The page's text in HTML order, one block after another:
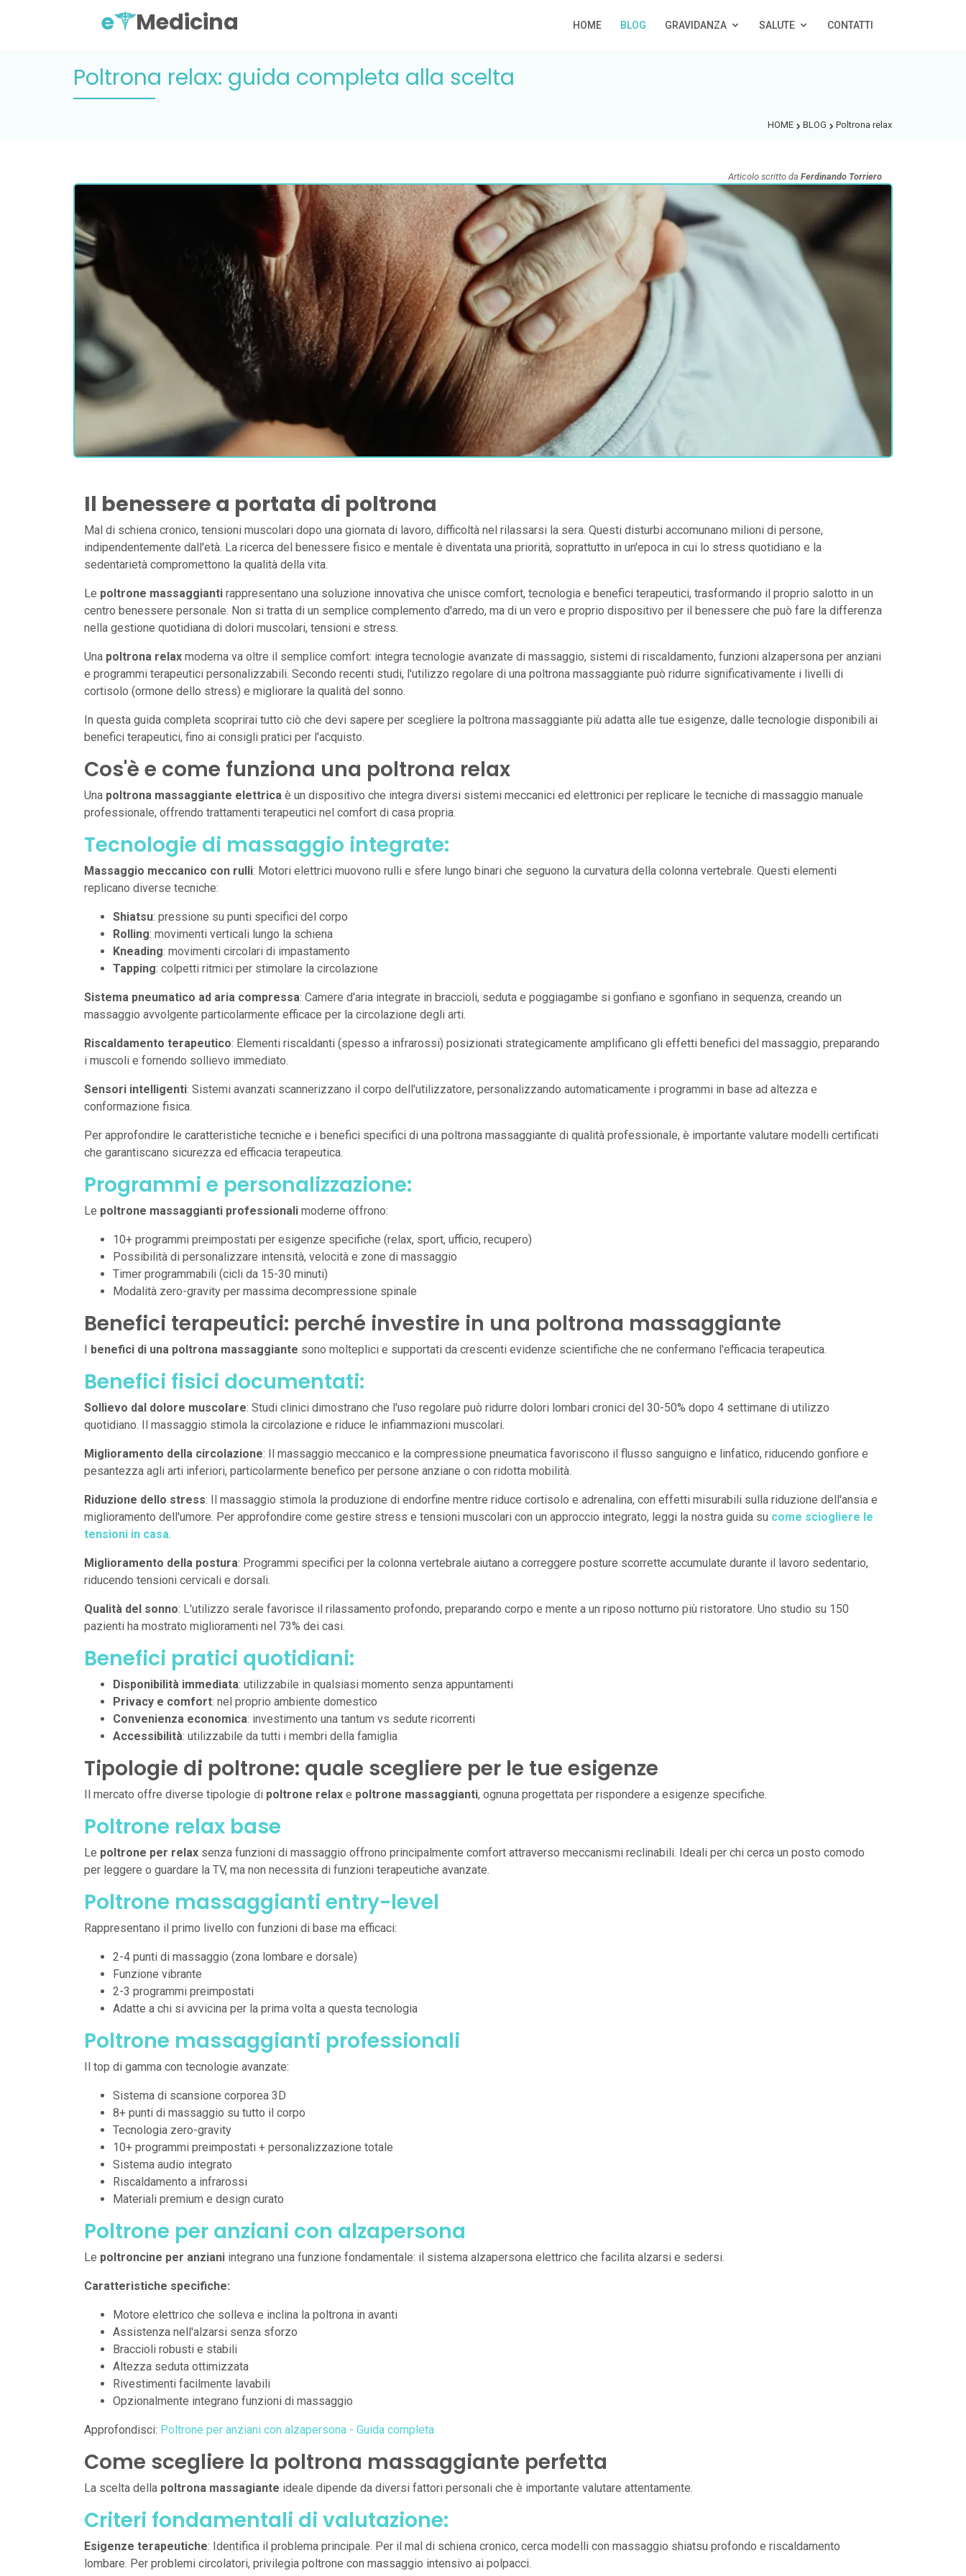
e Medicina HOME BLOG GRAVIDANZA SALUTE CONTATTI
Poltrona relax: guida completa alla scelta
HOME BLOG Poltrona relax
Articolo scritto da Ferdinando Torriero
Il benessere a portata di poltrona
Mal di schiena cronico, tensioni muscolari dopo una giornata di lavoro, difficoltà nel rilassarsi la sera. Questi disturbi accomunano milioni di persone,
indipendentemente dall'età. La ricerca del benessere fisico e mentale è diventata una priorità, soprattutto in un'epoca in cui lo stress quotidiano e la
sedentarietà compromettono la qualità della vita.
Le poltrone massaggianti rappresentano una soluzione innovativa che unisce comfort, tecnologia e benefici terapeutici, trasformando il proprio salotto in un
centro benessere personale. Non si tratta di un semplice complemento d'arredo, ma di un vero e proprio dispositivo per il benessere che può fare la differenza
nella gestione quotidiana di dolori muscolari, tensioni e stress.
Una poltrona relax moderna va oltre il semplice comfort: integra tecnologie avanzate di massaggio, sistemi di riscaldamento, funzioni alzapersona per anziani
e programmi terapeutici personalizzabili. Secondo recenti studi, l'utilizzo regolare di una poltrona massaggiante può ridurre significativamente i livelli di
cortisolo (ormone dello stress) e migliorare la qualità del sonno.
In questa guida completa scoprirai tutto ciò che devi sapere per scegliere la poltrona massaggiante più adatta alle tue esigenze, dalle tecnologie disponibili ai
benefici terapeutici, fino ai consigli pratici per l'acquisto.
Cos'è e come funziona una poltrona relax
Una poltrona massaggiante elettrica è un dispositivo che integra diversi sistemi meccanici ed elettronici per replicare le tecniche di massaggio manuale
professionale, offrendo trattamenti terapeutici nel comfort di casa propria.
Tecnologie di massaggio integrate:
Massaggio meccanico con rulli: Motori elettrici muovono rulli e sfere lungo binari che seguono la curvatura della colonna vertebrale. Questi elementi
replicano diverse tecniche:
Shiatsu: pressione su punti specifici del corpo
Rolling: movimenti verticali lungo la schiena
Kneading: movimenti circolari di impastamento
Tapping: colpetti ritmici per stimolare la circolazione
Sistema pneumatico ad aria compressa: Camere d'aria integrate in braccioli, seduta e poggiagambe si gonfiano e sgonfiano in sequenza, creando un
massaggio avvolgente particolarmente efficace per la circolazione degli arti.
Riscaldamento terapeutico: Elementi riscaldanti (spesso a infrarossi) posizionati strategicamente amplificano gli effetti benefici del massaggio, preparando
i muscoli e fornendo sollievo immediato.
Sensori intelligenti: Sistemi avanzati scannerizzano il corpo dell'utilizzatore, personalizzando automaticamente i programmi in base ad altezza e
conformazione fisica.
Per approfondire le caratteristiche tecniche e i benefici specifici di una poltrona massaggiante di qualità professionale, è importante valutare modelli certificati
che garantiscano sicurezza ed efficacia terapeutica.
Programmi e personalizzazione:
Le poltrone massaggianti professionali moderne offrono:
10+ programmi preimpostati per esigenze specifiche (relax, sport, ufficio, recupero)
Possibilità di personalizzare intensità, velocità e zone di massaggio
Timer programmabili (cicli da 15-30 minuti)
Modalità zero-gravity per massima decompressione spinale
Benefici terapeutici: perché investire in una poltrona massaggiante
benefici di una poltrona massaggiante sono molteplici e supportati da crescenti evidenze scientifiche che ne confermano l'efficacia terapeutica.
Benefici fisici documentati:
Sollievo dal dolore muscolare: Studi clinici dimostrano che l'uso regolare può ridurre dolori lombari cronici del 30-50% dopo 4 settimane di utilizzo
quotidiano. Il massaggio stimola la circolazione e riduce le infiammazioni muscolari.
Miglioramento della circolazione: Il massaggio meccanico e la compressione pneumatica favoriscono il flusso sanguigno e linfatico, riducendo gonfiore e
pesantezza agli arti inferiori, particolarmente benefico per persone anziane o con ridotta mobilità.
Riduzione dello stress: Il massaggio stimola la produzione di endorfine mentre riduce cortisolo e adrenalina, con effetti misurabili sulla riduzione dell'ansia e
miglioramento dell'umore. Per approfondire come gestire stress e tensioni muscolari con un approccio integrato, leggi la nostra guida su come sciogliere le
tensioni in casa.
Miglioramento della postura: Programmi specifici per la colonna vertebrale aiutano a correggere posture scorrette accumulate durante il lavoro sedentario,
riducendo tensioni cervicali e dorsali.
Qualità del sonno: L'utilizzo serale favorisce il rilassamento profondo, preparando corpo e mente a un riposo notturno più ristoratore. Uno studio su 150
pazienti ha mostrato miglioramenti nel 73% dei casi.
Benefici pratici quotidiani:
Disponibilità immediata: utilizzabile in qualsiasi momento senza appuntamenti
Privacy e comfort: nel proprio ambiente domestico
Convenienza economica: investimento una tantum vs sedute ricorrenti
Accessibilità: utilizzabile da tutti i membri della famiglia
Tipologie di poltrone: quale scegliere per le tue esigenze
Il mercato offre diverse tipologie di poltrone relax e poltrone massaggianti, ognuna progettata per rispondere a esigenze specifiche.
Poltrone relax base
Le poltrone per relax senza funzioni di massaggio offrono principalmente comfort attraverso meccanismi reclinabili. Ideali per chi cerca un posto comodo
per leggere o guardare la TV, ma non necessita di funzioni terapeutiche avanzate.
Poltrone massaggianti entry-level
Rappresentano il primo livello con funzioni di base ma efficaci:
2-4 punti di massaggio (zona lombare e dorsale)
Funzione vibrante
2-3 programmi preimpostati
Adatte a chi si avvicina per la prima volta a questa tecnologia
Poltrone massaggianti professionali
Il top di gamma con tecnologie avanzate:
Sistema di scansione corporea 3D
8+ punti di massaggio su tutto il corpo
Tecnologia zero-gravity
10+ programmi preimpostati + personalizzazione totale
Sistema audio integrato
Riscaldamento a infrarossi
Materiali premium e design curato
Poltrone per anziani con alzapersona
Le poltroncine per anziani integrano una funzione fondamentale: il sistema alzapersona elettrico che facilita alzarsi e sedersi.
Caratteristiche specifiche:
Motore elettrico che solleva e inclina la poltrona in avanti
Assistenza nell'alzarsi senza sforzo
Braccioli robusti e stabili
Altezza seduta ottimizzata
Rivestimenti facilmente lavabili
Opzionalmente integrano funzioni di massaggio
Approfondisci: Poltrone per anziani con alzapersona - Guida completa
Come scegliere la poltrona massaggiante perfetta
La scelta della poltrona massagiante ideale dipende da diversi fattori personali che è importante valutare attentamente.
Criteri fondamentali di valutazione:
Esigenze terapeutiche: Identifica il problema principale. Per il mal di schiena cronico, cerca modelli con massaggio shiatsu profondo e riscaldamento
lombare. Per problemi circolatori, privilegia poltrone con massaggio intensivo ai polpacci.